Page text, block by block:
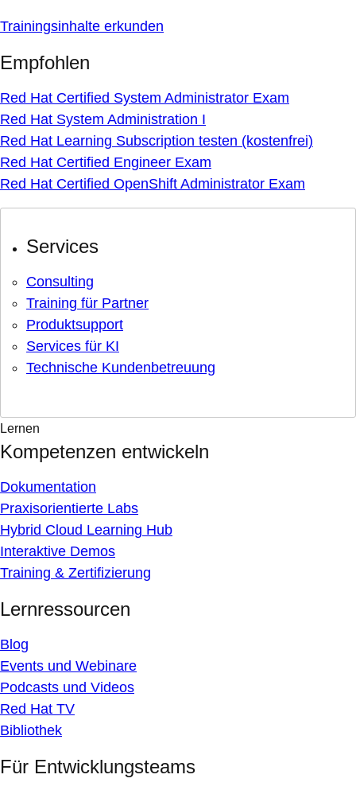
Trainingsinhalte erkunden
Empfohlen
Red Hat Certified System Administrator Exam
Red Hat System Administration I
Red Hat Learning Subscription testen (kostenfrei)
Red Hat Certified Engineer Exam
Red Hat Certified OpenShift Administrator Exam
Services
Consulting
Training für Partner
Produktsupport
Services für KI
Technische Kundenbetreuung
Lernen
Kompetenzen entwickeln
Dokumentation
Praxisorientierte Labs
Hybrid Cloud Learning Hub
Interaktive Demos
Training & Zertifizierung
Lernressourcen
Blog
Events und Webinare
Podcasts und Videos
Red Hat TV
Bibliothek
Für Entwicklungsteams